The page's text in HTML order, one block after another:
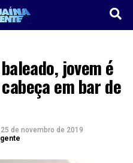
jovem é
em bar de
25 de novembro de 2019